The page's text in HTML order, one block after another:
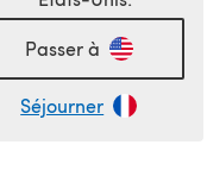
Passer à
Séjourner